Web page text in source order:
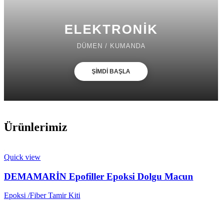
ELEKTRONİK
DÜMEN / KUMANDA
ŞİMDİ BAŞLA
Ürünlerimiz
Quick view
DEMAMARİN Epofiller Epoksi Dolgu Macun
Epoksi /Fiber Tamir Kiti